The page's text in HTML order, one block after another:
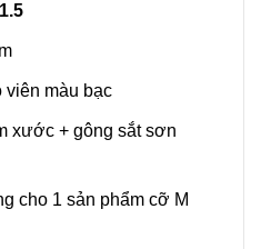
viên màu bạc
xước + gông sắt sơn
cho 1 sản phẩm cỡ M